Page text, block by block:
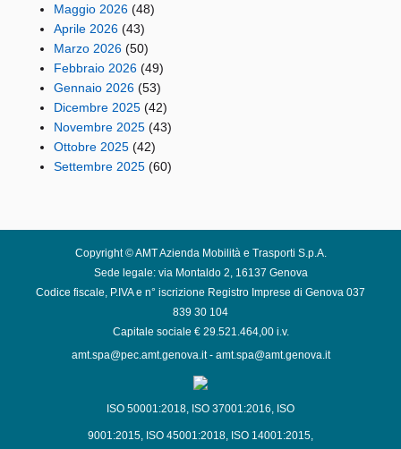
Maggio 2026 (48)
Aprile 2026 (43)
Marzo 2026 (50)
Febbraio 2026 (49)
Gennaio 2026 (53)
Dicembre 2025 (42)
Novembre 2025 (43)
Ottobre 2025 (42)
Settembre 2025 (60)
Copyright © AMT Azienda Mobilità e Trasporti S.p.A.
Sede legale: via Montaldo 2, 16137 Genova
Codice fiscale, P.IVA e n° iscrizione Registro Imprese di Genova 037
839 30 104
Capitale sociale € 29.521.464,00 i.v.
amt.spa@pec.amt.genova.it- amt.spa@amt.genova.it
ISO 50001:2018, ISO 37001:2016, ISO
9001:2015, ISO 45001:2018, ISO 14001:2015,